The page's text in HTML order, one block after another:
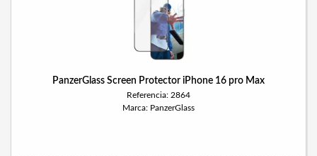
PanzerGlass Screen Protector iPhone 16 pro Max
Referencia: 2864
Marca: PanzerGlass